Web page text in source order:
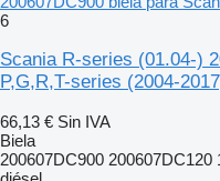
6
Scania R-series (01.04-)
P,G,R,T-series (2004-
66,13 € Sin IVA
Biela
200607DC900 200607DC120